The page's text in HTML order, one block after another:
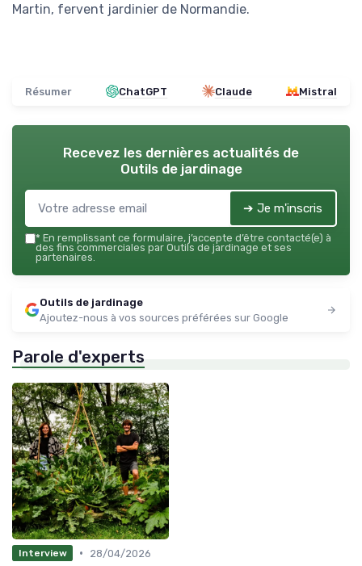
Martin, fervent jardinier de Normandie.
Résumer ChatGPT Claude Mistral
Recevez les dernières actualités de
Outils de jardinage
➔ Je m'inscris
* En remplissant ce formulaire, j’accepte d’être contacté(e) à
des fins commerciales par Outils de jardinage et ses
partenaires.
Outils de jardinage
Ajoutez-nous à vos sources préférées sur Google
Parole d'experts
Interview •
28/04/2026